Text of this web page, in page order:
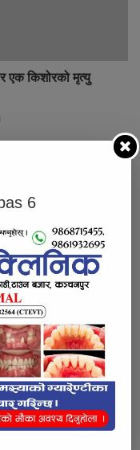
एक किशोरको मृत्यु
प्रतिक्रियाहरु
दशरथचन्द
शिक्षण
वृद्धि
6